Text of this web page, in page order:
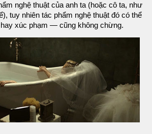
nghệ thuật của anh ta (hoặc cô ta, như
tuy nhiên tác phẩm nghệ thuật đó có thể
xúc phạm — cũng không chừng.